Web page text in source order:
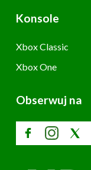
Konsole
Xbox Classic
Xbox One
Obserwuj na